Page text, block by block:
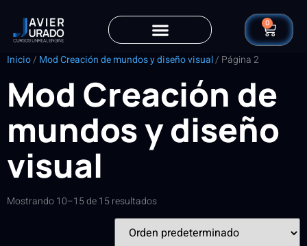
0
Inicio/ Mod Creación de mundos y diseño visual/ Página 2
Mod Creación de
mundos y diseño
visual
Mostrando 10–15 de 15 resultados